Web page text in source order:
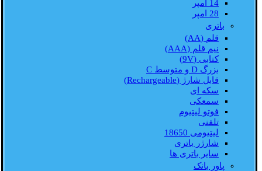
14 امپر
28 امپر
باتری
قلم (AA)
نیم قلم (AAA)
کتابی (9V)
بزرگ D و متوسط C
قابل شارژ (Rechargeable)
سکه ای
سمعکی
فوتو لیتیوم
تلفنی
لیتیومی 18650
شارژر باتری
سایر باتری ها
پاور بانک